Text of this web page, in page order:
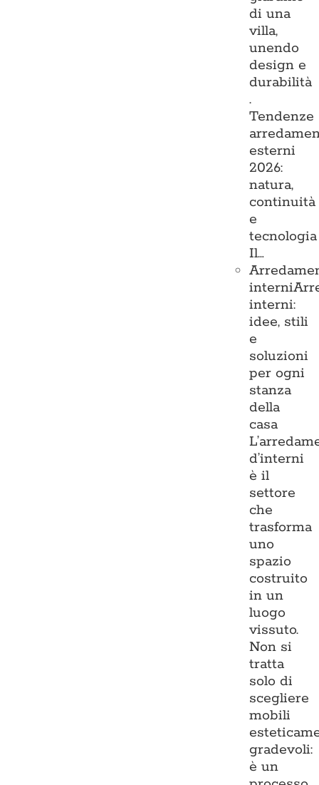
di una
villa,
unendo
design e
durabilità
.
Tendenze
esterni
2026:
natura,
continuità
e
tecnologia
Il…
interni
interni:
idee, stili
e
soluzioni
per ogni
stanza
della
casa
d’interni
è il
settore
che
trasforma
uno
spazio
costruito
in un
luogo
vissuto.
Non si
tratta
solo di
scegliere
mobili
gradevoli:
è un